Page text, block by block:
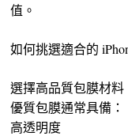
值。
如何挑選適合的
選擇高品質包膜材料
優質包膜通常具備：
高透明度